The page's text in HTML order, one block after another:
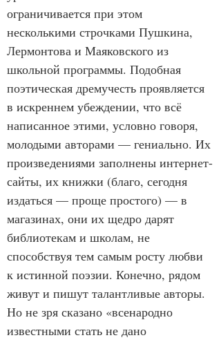
ограничивается при этом
несколькими строчками Пушкина,
Лермонтова и Маяковского из
школьной программы. Подобная
поэтическая дремучесть проявляется
в искреннем убеждении, что всё
написанное этими, условно говоря,
молодыми авторами — гениально. Их
произведениями заполнены интернет-
сайты, их книжки (благо, сегодня
издаться — проще простого) — в
магазинах, они их щедро дарят
библиотекам и школам, не
способствуя тем самым росту любви
к истинной поэзии. Конечно, рядом
живут и пишут талантливые авторы.
Но не зря сказано «всенародно
известными стать не дано